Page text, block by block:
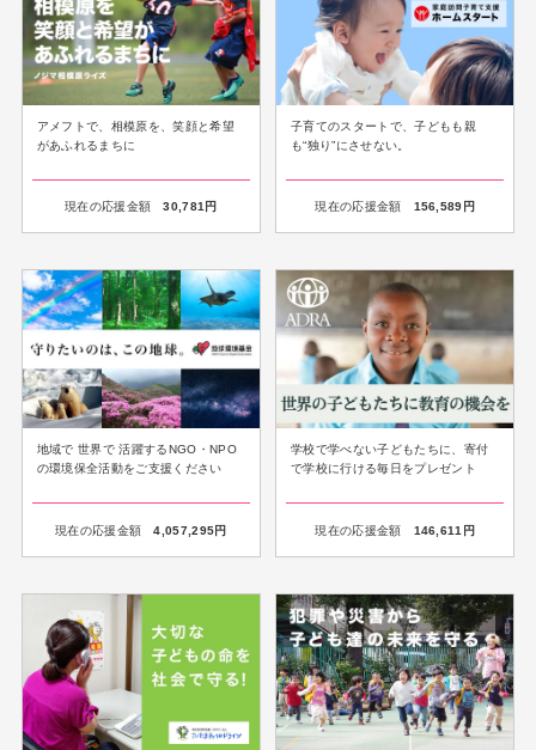
アメフトで、相模原を、笑顔と希望
があふれるまちに
現在の応援金額 30,781円
子育てのスタートで、子どもも親
も“独り”にさせない。
現在の応援金額 156,589 円
地域で 世界で 活躍するNGO・NPO
の環境保全活動をご支援ください
現在の応援金額 4,057,295円
学校で学べない子どもたちに、寄付
で学校に行ける毎日をプレゼント
現在の応援金額 146,611 円